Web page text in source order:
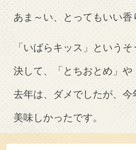
あま～い、とってもいい香
「いばらキッス」というそ
決して、「とちおとめ」や
去年は、ダメでしたが、今
美味しかったです。